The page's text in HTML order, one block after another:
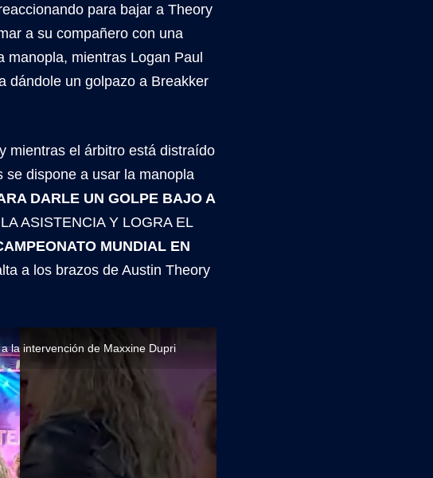
para bajar a Theory
a su compañero con una
manopla, mientras Logan Paul
dándole un golpazo a Breakker
mientras el árbitro está distraído
se dispone a usar la manopla
DARLE UN GOLPE BAJO A
ASISTENCIA Y LOGRA EL
MUNDIAL EN
a los brazos de Austin Theory
la intervención de Maxxine Dupri